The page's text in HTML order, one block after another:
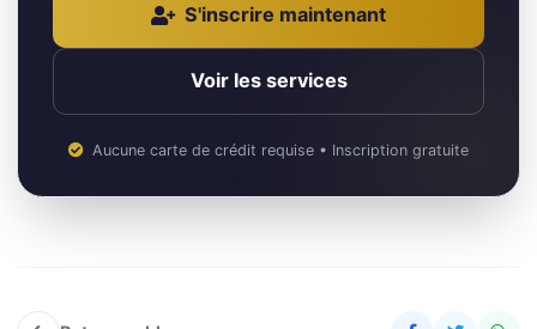
S'inscrire maintenant
Voir les services
Aucune carte de crédit requise • Inscription gratuite